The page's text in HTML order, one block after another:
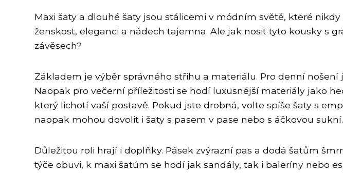
Maxi šaty a dlouhé šaty jsou stálicemi v módním světě, které
ženskost, eleganci a nádech tajemna. Ale jak nosit tyto kousky s
závěsech?
Základem je výběr správného střihu a materiálu. Pro denní
Naopak pro večerní příležitosti se hodí luxusnější materiály jako
který lichotí vaší postavě. Pokud jste drobná, volte spíše šaty s
naopak mohou dovolit i šaty s pasem v pase nebo s áčkovou sukní.
Důležitou roli hrají i doplňky. Pásek zvýrazní pas a dodá šatům
týče obuvi, k maxi šatům se hodí jak sandály, tak i baleríny nebo